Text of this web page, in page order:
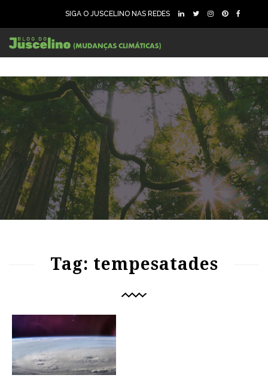
SIGA O JUSCELINO NAS REDES
Tag: tempesatades